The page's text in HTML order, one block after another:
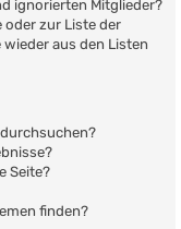
ignorierten Mitglieder?
oder zur Liste der
aus den Listen
Seite?
finden?